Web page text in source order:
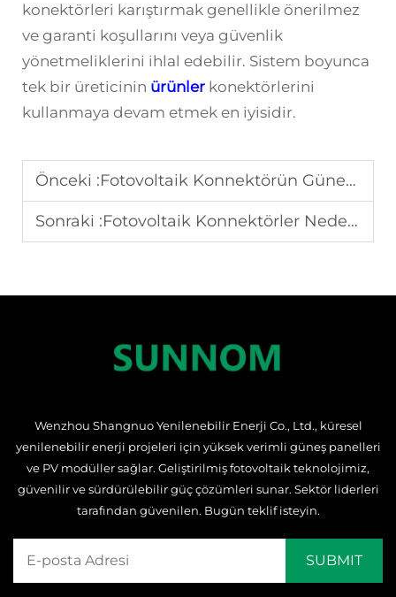
konektörleri karıştırmak genellikle önerilmez
ve garanti koşullarını veya güvenlik
yönetmeliklerini ihlal edebilir. Sistem boyunca
tek bir üreticinin ürünler konektörlerini
kullanmaya devam etmek en iyisidir.
Önceki :Fotovoltaik Konnektörün Güneş Sistemlerinde Neden Kritik Olduğu Nedir?
Sonraki :Fotovoltaik Konnektörler Neden Verimlilik Anahtarıdır?
Wenzhou Shangnuo Yenilenebilir Enerji Co., Ltd., küresel
yenilenebilir enerji projeleri için yüksek verimli güneş panelleri
ve PV modüller sağlar. Geliştirilmiş fotovoltaik teknolojimiz,
güvenilir ve sürdürülebilir güç çözümleri sunar. Sektör liderleri
tarafından güvenilen. Bugün teklif isteyin.